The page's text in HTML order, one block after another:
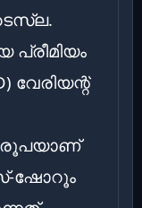
വേരിയന്റ്
രൂപയാണ്
ഷോറൂം